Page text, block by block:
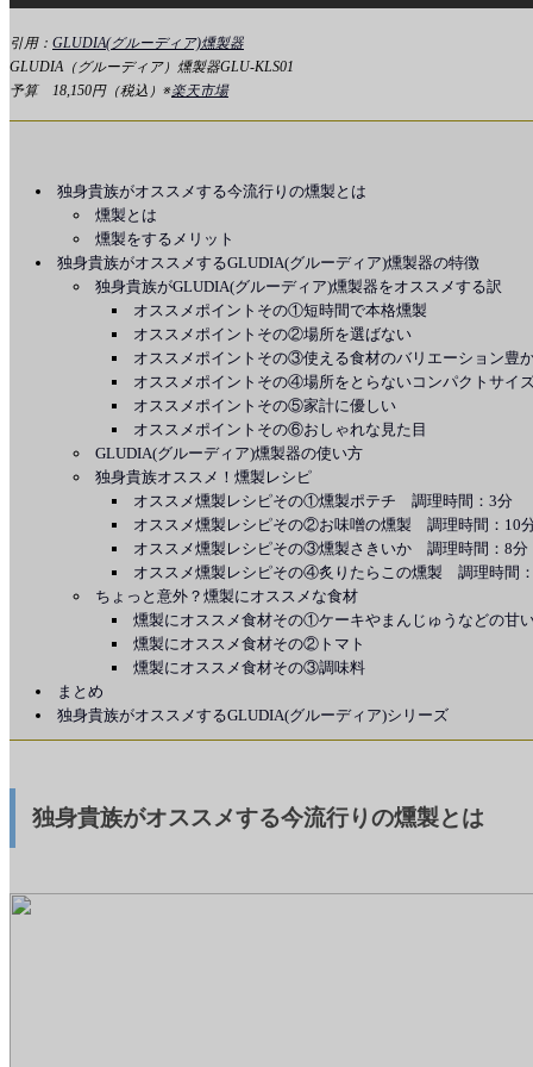
引用： GLUDIA(グルーディア)燻製器
GLUDIA（グルーディア）燻製器GLU-KLS01
予算 18,150円（税込）※楽天市場
独身貴族がオススメする今流行りの燻製とは
燻製とは
燻製をするメリット
独身貴族がオススメするGLUDIA(グルーディア)燻製器の特徴
独身貴族がGLUDIA(グルーディア)燻製器をオススメする訳
オススメポイントその①短時間で本格燻製
オススメポイントその②場所を選ばない
オススメポイントその③使える食材のバリエーション豊
オススメポイントその④場所をとらないコンパクトサイ
オススメポイントその⑤家計に優しい
オススメポイントその⑥おしゃれな見た目
GLUDIA(グルーディア)燻製器の使い方
独身貴族オススメ！燻製レシピ
オススメ燻製レシピその①燻製ポテチ 調理時間：3分
オススメ燻製レシピその②お味噌の燻製 調理時間：10
オススメ燻製レシピその③燻製さきいか 調理時間：8分
オススメ燻製レシピその④炙りたらこの燻製 調理時間
ちょっと意外？燻製にオススメな食材
燻製にオススメ食材その①ケーキやまんじゅうなどの甘
燻製にオススメ食材その②トマト
燻製にオススメ食材その③調味料
まとめ
独身貴族がオススメするGLUDIA(グルーディア)シリーズ
独身貴族がオススメする今流行りの燻製とは